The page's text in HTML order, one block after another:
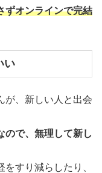
ずオンラインで完結
い
が、新しい人と出会
ので、無理して新し
すり減らしたり、